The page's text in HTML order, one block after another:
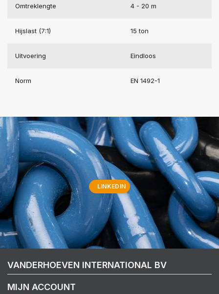
Omtreklengte 4 - 20 m
Hijslast (7:1) 15 ton
Uitvoering Eindloos
Norm EN 1492-1
LINKEDIN
VANDERHOEVEN INTERNATIONAL BV
MIJN ACCOUNT